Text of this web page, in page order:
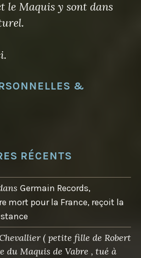
le Maquis y sont dans
&
RÉCENTS
Germain Records,
mort pour la France, reçoit la
( petite fille de Robert
du Maquis de Vabre , tué à